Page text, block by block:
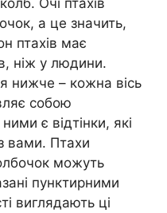
а це значить,
птахів має
ніж у людини.
нижче – кожна вісь
собою
є відтінки, які
вами. Птахи
можуть
пунктирними
виглядають ці